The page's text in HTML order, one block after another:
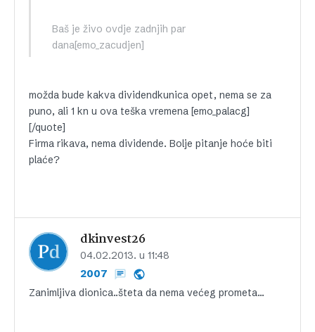
Baš je živo ovdje zadnjih par
dana[emo_zacudjen]
možda bude kakva dividendkunica opet, nema se za
puno, ali 1 kn u ova teška vremena [emo_palacg]
[/quote]
Firma rikava, nema dividende. Bolje pitanje hoće biti
plaće?
dkinvest26
04.02.2013. u 11:48
2007
Zanimljiva dionica..šteta da nema većeg prometa…